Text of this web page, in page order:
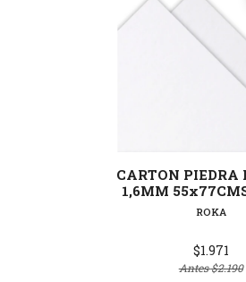
CARTON PIEDRA
1,6MM
ROKA
$1.971
Antes$2.190